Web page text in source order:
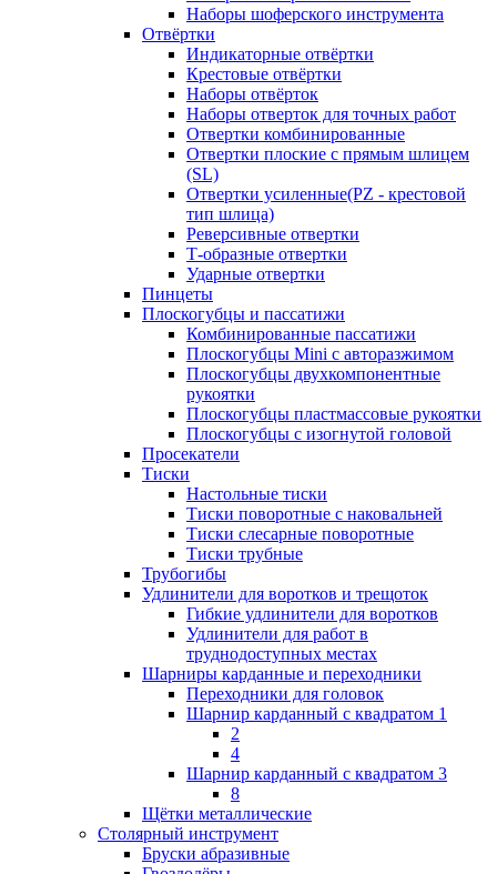
Наборы шоферского инструмента
Отвёртки
Индикаторные отвёртки
Крестовые отвёртки
Наборы отвёрток
Наборы отверток для точных работ
Отвертки комбинированные
Отвертки плоские с прямым шлицем
(SL)
Отвертки усиленные(PZ - крестовой
тип шлица)
Реверсивные отвертки
Т-образные отвертки
Ударные отвертки
Пинцеты
Плоскогубцы и пассатижи
Комбинированные пассатижи
Плоскогубцы Mini с авторазжимом
Плоскогубцы двухкомпонентные
рукоятки
Плоскогубцы пластмассовые рукоятки
Плоскогубцы с изогнутой головой
Просекатели
Тиски
Настольные тиски
Тиски поворотные с наковальней
Тиски слесарные поворотные
Тиски трубные
Трубогибы
Удлинители для воротков и трещоток
Гибкие удлинители для воротков
Удлинители для работ в
труднодоступных местах
Шарниры карданные и переходники
Переходники для головок
Шарнир карданный с квадратом 1
2
4
Шарнир карданный с квадратом 3
8
Щётки металлические
Столярный инструмент
Бруски абразивные